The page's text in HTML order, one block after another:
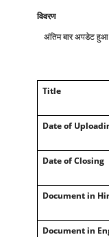
विवरण
अंतिम बार अपडेट
Title
Date of
Date of Closing
Document in
Document in